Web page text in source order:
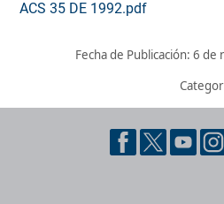
ACS 35 DE 1992.pdf
Fecha de Publicación: 6 de
Pie de página con información